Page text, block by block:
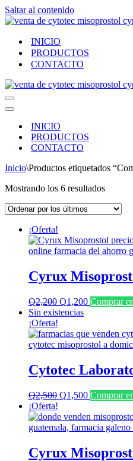
Saltar al contenido
INICIO
PRODUCTOS
CONTACTO
Menú
de
Menú
navegación
INICIO
PRODUCTOS
CONTACTO
Inicio\Productos etiquetados
Mostrando los 6 resultados
los
¡Oferta!
Cyrux
Q2,200 El
precio
era:
Q2,200.
Q1,200El
es:
Q1,200.
Comprar
Sin existencias
¡Oferta!
Cytotec
Q2,500 El
original
era:
Q1,500El
actual
es:
Comprar
¡Oferta!
Cyrux